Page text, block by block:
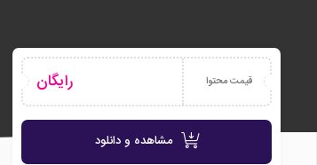
قیمت محتوا رایگان
مشاهده و دانلود